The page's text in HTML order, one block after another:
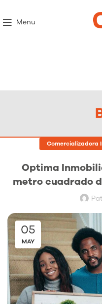
Menu
Comercializadora
Optima
metro cuadrado
05
MAY